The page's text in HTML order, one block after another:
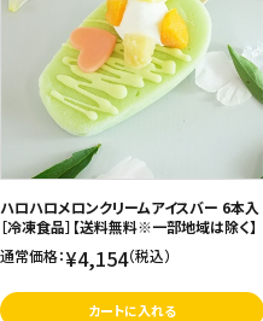
ハロハロメロンクリームアイスバー 6本入
［冷凍食品］【送料無料※一部地域は除く】
通常価格：¥4,154（税込）
カートに入れる